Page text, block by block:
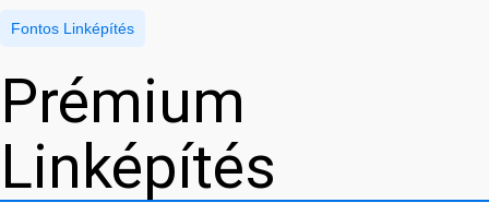
Fontos Linképítés
Prémium
Linképítés